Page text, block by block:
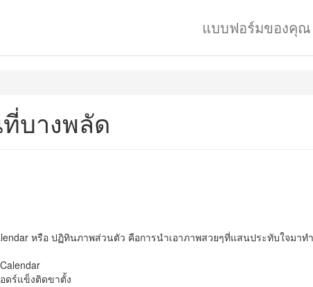
แบบฟอร์มของคุณ
บางพลัด
หรือ ปฏิทินภาพส่วนตัว คือการนำเอาภาพสวยๆที่แสนประทับใจมาท
ดร์แข็งติดขาตั้ง